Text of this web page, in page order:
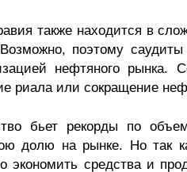
также находится в
поэтому саудиты
нефтяного рынка.
риала или сокращение
бьет рекорды по
долю на рынке. Но так
экономить средства и